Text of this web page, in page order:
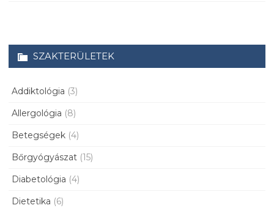
SZAKTERÜLETEK
Addiktológia (3)
Allergológia (8)
Betegségek (4)
Bőrgyógyászat (15)
Diabetológia (4)
Dietetika (6)